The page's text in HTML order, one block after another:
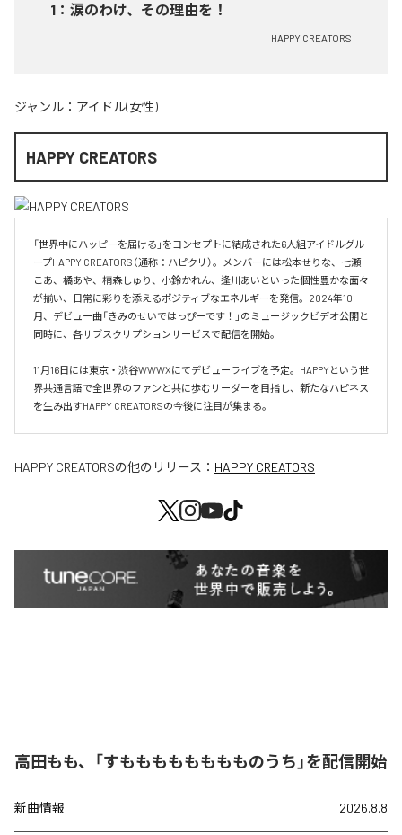
1 ： 涙のわけ、その理由を！
HAPPY CREATORS
ジャンル： アイドル(女性)
HAPPY CREATORS
「世界中にハッピーを届ける」をコンセプトに結成された6人組アイドルグル
ープHAPPY CREATORS（通称：ハピクリ）。メンバーには松本せりな、七瀬
こあ、橘あや、楠森しゅり、小鈴かれん、逢川あいといった個性豊かな面々
が揃い、日常に彩りを添えるポジティブなエネルギーを発信。2024年10
月、デビュー曲「きみのせいではっぴーです！」のミュージックビデオ公開と
同時に、各サブスクリプションサービスで配信を開始。
11月16日には東京・渋谷WWWXにてデビューライブを予定。HAPPYという世
界共通言語で全世界のファンと共に歩むリーダーを目指し、新たなハピネス
を生み出すHAPPY CREATORSの今後に注目が集まる。
HAPPY CREATORSの他のリリース： HAPPY CREATORS
高田もも、「すもももももももものうち」を配信開始
新曲情報 2026.8.8